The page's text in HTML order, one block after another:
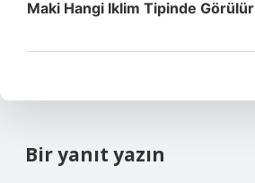
Maki Hangi Iklim Tipinde Görülür
Bir yanıt yazın